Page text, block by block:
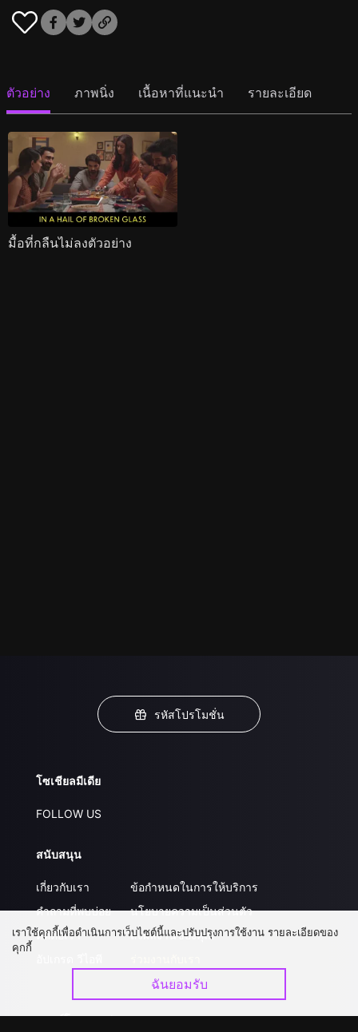
ตัวอย่าง ภาพนิ่ง เนื้อหาที่แนะนำ รายละเอียด
มื้อที่กลืนไม่ลงตัวอย่าง
รหัสโปรโมชั่น
โซเชียลมีเดีย
FOLLOW US
สนับสนุน
เกี่ยวกับเรา
คำถามที่พบบ่อย
ติดต่อเรา
ข้อกำหนดในการให้บริการ
นโยบายความเป็นส่วนตัว
ส่งผลงานของคุณ
ดาวน์โหลดแอป
เราใช้คุกกี้เพื่อดำเนินการเว็บไซต์นี้และปรับปรุงการใช้งาน รายละเอียดของ
คุกกี้
ฉันยอมรับ